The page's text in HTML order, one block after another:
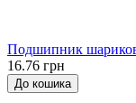
Подшипник
16.76 грн
До кошика